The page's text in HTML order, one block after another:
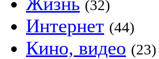
(32)
Интернет (44)
Кино, видео (23)